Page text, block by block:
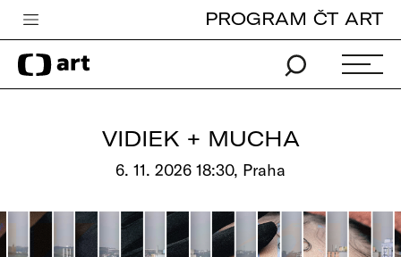
Česká televize
Zpravodajství
Pro děti
PROGRAM ČT ART
VIDIEK + MUCHA
6. 11. 2026 18:30, Praha